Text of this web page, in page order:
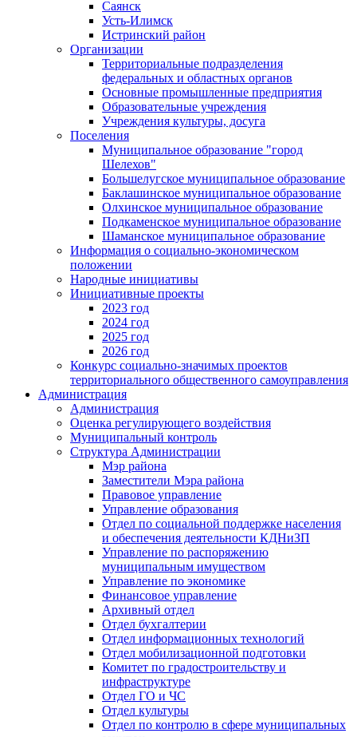
Саянск
Усть-Илимск
Истринский район
Организации
Территориальные подразделения
федеральных и областных органов
Основные промышленные предприятия
Образовательные учреждения
Учреждения культуры, досуга
Поселения
Муниципальное образование "город
Шелехов"
Большелугское муниципальное образование
Баклашинское муниципальное образование
Олхинское муниципальное образование
Подкаменское муниципальное образование
Шаманское муниципальное образование
Информация о социально-экономическом
положении
Народные инициативы
Инициативные проекты
2023 год
2024 год
2025 год
2026 год
Конкурс социально-значимых проектов
территориального общественного самоуправления
Администрация
Администрация
Оценка регулирующего воздействия
Муниципальный контроль
Структура Администрации
Мэр района
Заместители Мэра района
Правовое управление
Управление образования
Отдел по социальной поддержке населения
и обеспечения деятельности КДНиЗП
Управление по распоряжению
муниципальным имуществом
Управление по экономике
Финансовое управление
Архивный отдел
Отдел бухгалтерии
Отдел информационных технологий
Отдел мобилизационной подготовки
Комитет по градостроительству и
инфраструктуре
Отдел ГО и ЧС
Отдел культуры
Отдел по контролю в сфере муниципальных